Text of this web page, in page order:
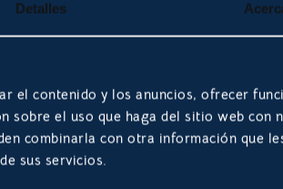
Detalles
el contenido y los anuncios, ofrecer
sobre el uso que haga del sitio web con
combinarla con otra información que
sus servicios.
ofrece una gran variedad